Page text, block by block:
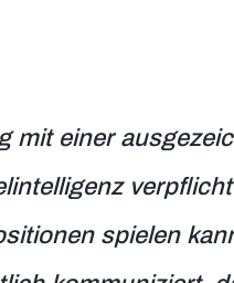
mit einer
spielen